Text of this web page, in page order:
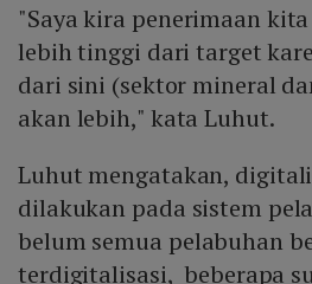
"Saya kira penerimaan
lebih tinggi dari target
dari sini (sektor mineral
akan lebih," kata Luhut.
Luhut mengatakan,
dilakukan pada sistem
belum semua pelabuhan
terdigitalisasi, beberapa